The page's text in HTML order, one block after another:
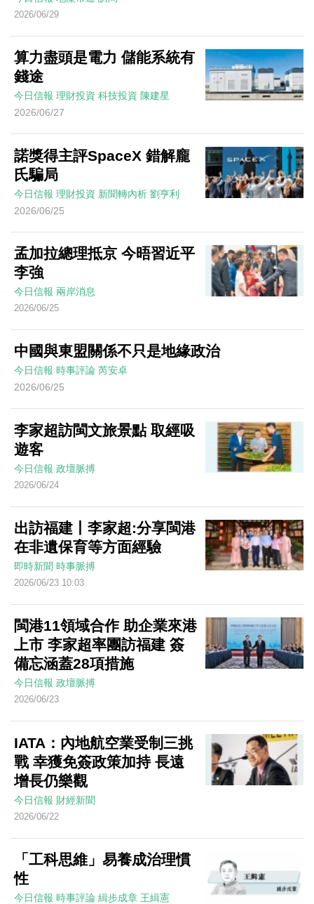
2026/06/29
算力盡頭是電力 儲能系統有
錢途
今日信報 理財投資 科技投資 陳建星
2026/06/27
諾獎得主評SpaceX 錯解龐
氏騙局
今日信報 理財投資 新聞轉內析 劉亨利
2026/06/25
孟加拉總理抵京 今晤習近平
李強
今日信報 兩岸消息
2026/06/25
中國與東盟關係不只是地緣政治
今日信報 時事評論 芮安卓
2026/06/25
李家超訪閩文旅景點 取經吸
遊客
今日信報 政壇脈搏
2026/06/24
出訪福建丨李家超:分享閩港
在非遺保育等方面經驗
即時新聞 時事脈搏
2026/06/23 10:03
閩港11領域合作 助企業來港
上市 李家超率團訪福建 簽
備忘涵蓋28項措施
今日信報 政壇脈搏
2026/06/23
IATA：內地航空業受制三挑
戰 幸獲免簽政策加持 長遠
增長仍樂觀
今日信報 財經新聞
2026/06/22
「工科思維」易養成治理慣
性
今日信報 時事評論 緝步成章 王緝憲